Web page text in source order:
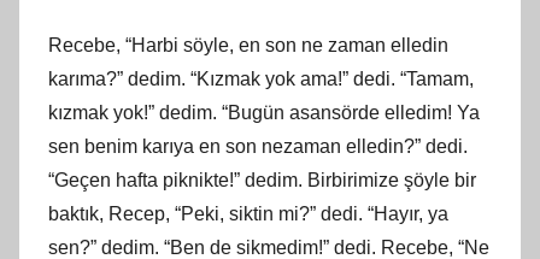
Recebe, “Harbi söyle, en son ne zaman elledin
karıma?” dedim. “Kızmak yok ama!” dedi. “Tamam,
kızmak yok!” dedim. “Bugün asansörde elledim! Ya
sen benim karıya en son nezaman elledin?” dedi.
“Geçen hafta piknikte!” dedim. Birbirimize şöyle bir
baktık, Recep, “Peki, siktin mi?” dedi. “Hayır, ya
sen?” dedim. “Ben de sikmedim!” dedi. Recebe, “Ne